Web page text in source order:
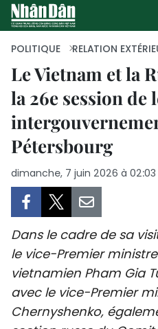
PAGE
CULTURE
SPORT
POLITIQUE RELATION
Le Vietnam et la
la 26e session de
Pétersbourg
dimanche, 7 juin 2026 à 02:03
Dans le cadre de sa
le vice-Premier
vietnamien Pham Gia
avec le vice-Premier
Chernyshenko,